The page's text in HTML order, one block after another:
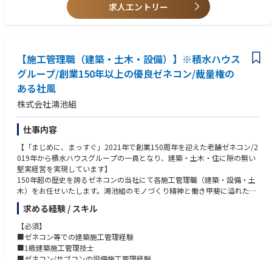
求人エントリー
【施工管理職（建築・土木・設備）】※積水ハウス
グループ/創業150年以上の優良ゼネコン/裁量権の
ある社風
株式会社鴻池組
仕事内容
【「まじめに、まっすぐ」2021年で創業150周年を迎えた老舗ゼネコン/2
019年から積水ハウスグループの一員となり、建築・土木・住に隙の無い
堅実経営を実現しています】
150年超の歴史を誇るゼネコンの当社にて各施工管理職（建築・設備・土
木）をお任せいたします。鴻池組のモノづくり精神と働き甲斐に溢れた環
境でご経験を発揮していただきます。
【業務内容】
■建築施工管理職：オフィスビルや庁舎、物流施設、商業施設、教育/研
究/医療施設、マンション、住宅関連施設など幅広い建築現場における品
質、コスト、工程、安全、環境などの管理・監督業務をお任せいたしま
す。
求める経験 / スキル
【必須】
■ゼネコン等での建築施工管理経験
■1級建築施工管理技士